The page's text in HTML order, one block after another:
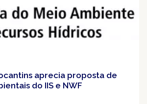
aprecia proposta de
do IIS e NWF